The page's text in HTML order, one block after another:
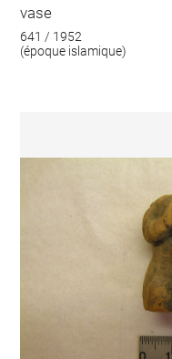
vase
641 / 1952
(époque islamique)